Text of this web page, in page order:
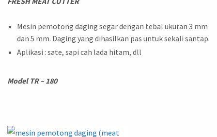
Mesin pemotong daging segar dengan tebal ukuran 3 mm
dan 5 mm. Daging yang dihasilkan pas untuk sekali santap.
Aplikasi : sate, sapi cah lada hitam, dll
Model TR – 180